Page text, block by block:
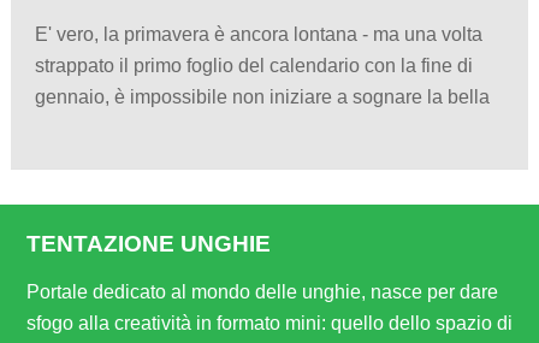
E' vero, la primavera è ancora lontana - ma una volta
strappato il primo foglio del calendario con la fine di
gennaio, è impossibile non iniziare a sognare la bella
TENTAZIONE UNGHIE
Portale dedicato al mondo delle unghie, nasce per dare
sfogo alla creatività in formato mini: quello dello spazio di